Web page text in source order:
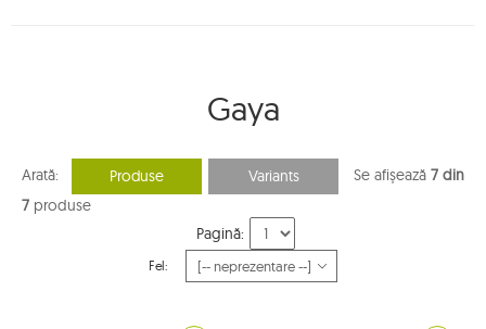
Gaya
Arată: Produse Variants Se afișează 7 din
7 produse
Pagină:
Fel: